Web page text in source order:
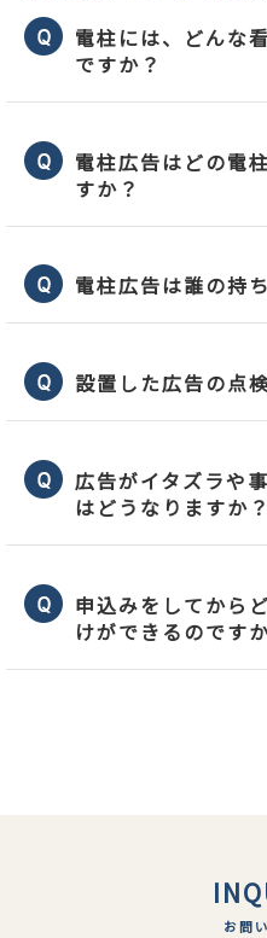
電柱には、どんな
ですか？
電柱広告はどの電
すか？
電柱広告は誰の持
設置した広告の点
広告がイタズラや
はどうなりますか？
申込みをしてから
けができるのです
お問